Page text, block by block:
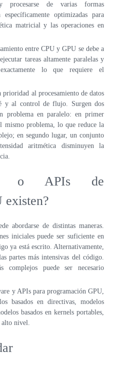
procesarse de varias formas
optimizadas para
matricial y las operaciones en
entre CPU y GPU se debe a
tareas altamente paralelas y
exactamente lo que requiere el
al procesamiento de datos
y al control de flujo. Surgen dos
problema en paralelo: en primer
mismo problema, lo que reduce la
en segundo lugar, un conjunto
aritmética disminuyen la
o APIs de
existen?
abordarse de distintas maneras.
iniciales puede ser suficiente en
ya está escrito. Alternativamente,
partes más intensivas del código.
complejos puede ser necesario
y APIs para programación GPU,
basados en directivas, modelos
basados en kernels portables,
alto nivel.